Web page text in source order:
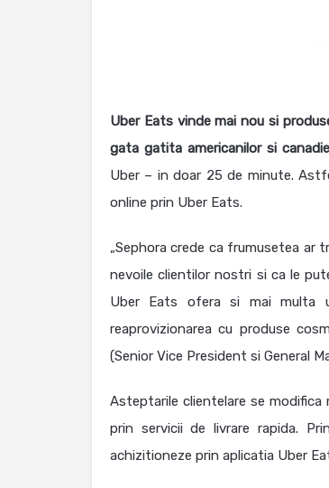
Uber Eats vinde mai nou si
gata gatita americanilor si
Uber – in doar 25 de minute.
online prin Uber Eats.
„Sephora crede ca frumusetea ar
nevoile clientilor nostri si ca le
Uber Eats ofera si mai multa
reaprovizionarea cu produse
(Senior Vice President si General
Asteptarile clientelare se
prin servicii de livrare rapida.
achizitioneze prin aplicatia Uber